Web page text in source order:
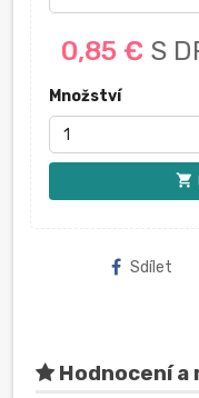
0,85 € S
Množství
shopping_cart
Sdílet
Hodnocení a